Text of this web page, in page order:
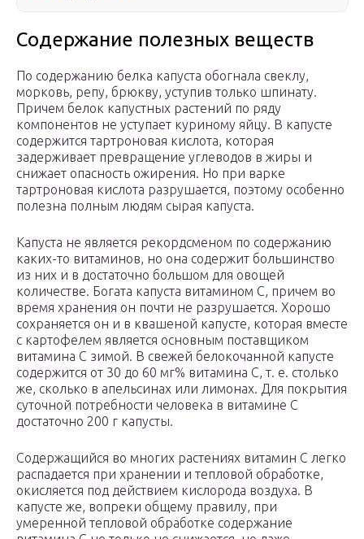
Содержание полезных веществ
По содержанию белка капуста обогнала свеклу,
морковь, репу, брюкву, уступив только шпинату.
Причем белок капустных растений по ряду
компонентов не уступает куриному яйцу. В капусте
содержится тартроновая кислота, которая
задерживает превращение углеводов в жиры и
снижает опасность ожирения. Но при варке
тартроновая кислота разрушается, поэтому особенно
полезна полным людям сырая капуста.
Капуста не является рекордсменом по содержанию
каких-то витаминов, но она содержит большинство
из них и в достаточно большом для овощей
количестве. Богата капуста витамином С, причем во
время хранения он почти не разрушается. Хорошо
сохраняется он и в квашеной капусте, которая вместе
с картофелем является основным поставщиком
витамина С зимой. В свежей белокочанной капусте
содержится от 30 до 60 мг% витамина С, т. е. столько
же, сколько в апельсинах или лимонах. Для покрытия
суточной потребности человека в витамине С
достаточно 200 г капусты.
Содержащийся во многих растениях витамин С легко
распадается при хранении и тепловой обработке,
окисляется под действием кислорода воздуха. В
капусте же, вопреки общему правилу, при
умеренной тепловой обработке содержание